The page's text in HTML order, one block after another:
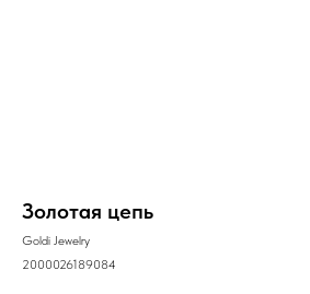
Золотая цепь
Goldi Jewelry
2000026189084